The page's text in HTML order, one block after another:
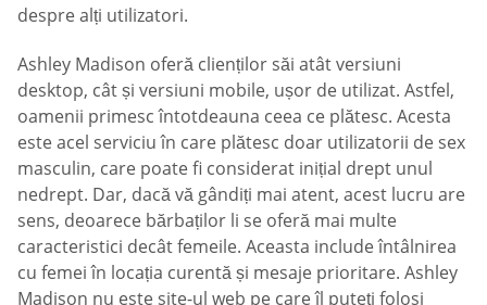
despre alți utilizatori.
Ashley Madison oferă clienților săi atât versiuni
desktop, cât și versiuni mobile, ușor de utilizat. Astfel,
oamenii primesc întotdeauna ceea ce plătesc. Acesta
este acel serviciu în care plătesc doar utilizatorii de sex
masculin, care poate fi considerat inițial drept unul
nedrept. Dar, dacă vă gândiți mai atent, acest lucru are
sens, deoarece bărbaților li se oferă mai multe
caracteristici decât femeile. Aceasta include întâlnirea
cu femei în locația curentă și mesaje prioritare. Ashley
Madison nu este site-ul web pe care îl puteți folosi